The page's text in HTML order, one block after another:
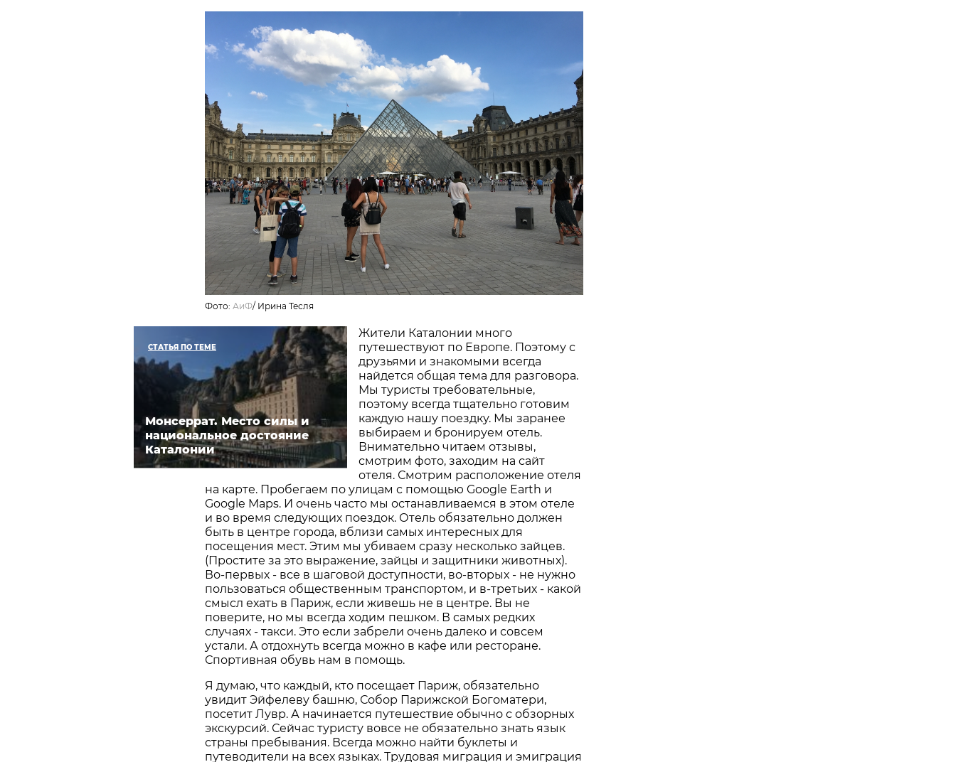
Фото: АиФ/ Ирина Тесля
СТАТЬЯ ПО ТЕМЕ
Монсеррат. Место силы и
национальное достояние
Каталонии
Жители Каталонии много
путешествуют по Европе. Поэтому с
друзьями и знакомыми всегда
найдется общая тема для разговора.
Мы туристы требовательные,
поэтому всегда тщательно готовим
каждую нашу поездку. Мы заранее
выбираем и бронируем отель.
Внимательно читаем отзывы,
смотрим фото, заходим на сайт
отеля. Смотрим расположение отеля
на карте. Пробегаем по улицам с помощью Google Earth и
Google Maps. И очень часто мы останавливаемся в этом отеле
и во время следующих поездок. Отель обязательно должен
быть в центре города, вблизи самых интересных для
посещения мест. Этим мы убиваем сразу несколько зайцев.
(Простите за это выражение, зайцы и защитники животных).
Во-первых - все в шаговой доступности, во-вторых - не нужно
пользоваться общественным транспортом, и в-третьих - какой
смысл ехать в Париж, если живешь не в центре. Вы не
поверите, но мы всегда ходим пешком. В самых редких
случаях - такси. Это если забрели очень далеко и совсем
устали. А отдохнуть всегда можно в кафе или ресторане.
Спортивная обувь нам в помощь.
Я думаю, что каждый, кто посещает Париж, обязательно
увидит Эйфелеву башню, Собор Парижской Богоматери,
посетит Лувр. А начинается путешествие обычно с обзорных
экскурсий. Сейчас туристу вовсе не обязательно знать язык
страны пребывания. Всегда можно найти буклеты и
путеводители на всех языках. Трудовая миграция и эмиграция